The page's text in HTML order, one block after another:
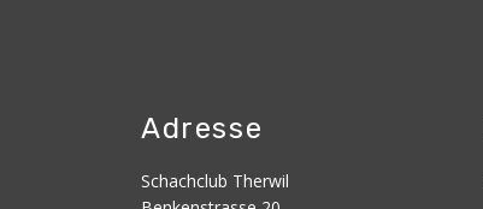
Adresse
Schachclub Therwil